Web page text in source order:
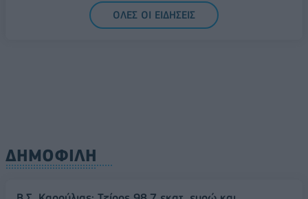
ΟΛΕΣ ΟΙ ΕΙΔΗΣΕΙΣ
ΔΗΜΟΦΙΛΗ